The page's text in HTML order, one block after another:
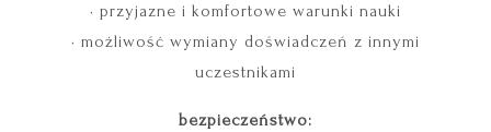
• przyjazne i komfortowe warunki nauki
• możliwość wymiany doświadczeń z innymi
uczestnikami
bezpieczeństwo: